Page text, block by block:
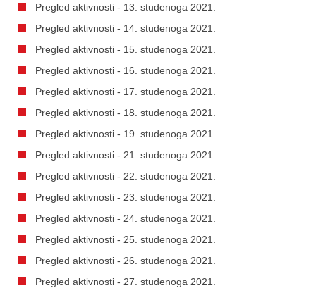
Pregled aktivnosti - 13. studenoga 2021.
Pregled aktivnosti - 14. studenoga 2021.
Pregled aktivnosti - 15. studenoga 2021.
Pregled aktivnosti - 16. studenoga 2021.
Pregled aktivnosti - 17. studenoga 2021.
Pregled aktivnosti - 18. studenoga 2021.
Pregled aktivnosti - 19. studenoga 2021.
Pregled aktivnosti - 21. studenoga 2021.
Pregled aktivnosti - 22. studenoga 2021.
Pregled aktivnosti - 23. studenoga 2021.
Pregled aktivnosti - 24. studenoga 2021.
Pregled aktivnosti - 25. studenoga 2021.
Pregled aktivnosti - 26. studenoga 2021.
Pregled aktivnosti - 27. studenoga 2021.